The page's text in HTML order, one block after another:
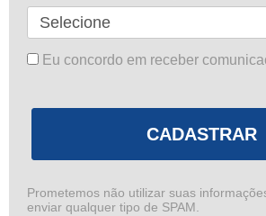
Eu concordo em receber
CADASTRAR
Prometemos não utilizar suas
enviar qualquer tipo de SPAM.